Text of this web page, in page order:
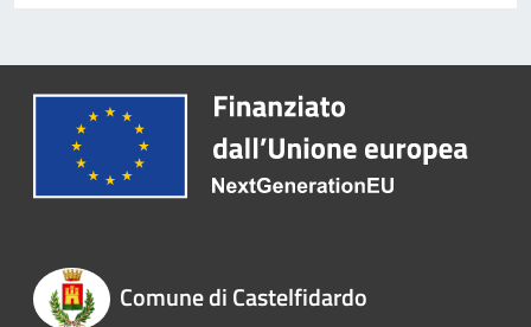
Comune di Castelfidardo